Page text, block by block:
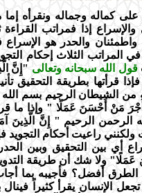
على كماله وجماله ونقرأه
إذا فمراتب
واطمئنان والحدر هو الإسراع
الثلاث إحكام
قول الله سبحانه وتعالى "إِنَّ
قرأتها بطريقة التحقيق
من الشيطان الرجيم بسم
أَجْرَ مَنْ أَحْسَنَ عَمَلًا " وإذا ما
الرحيم " إِنَّ الَّذِينَ
راعيت أحكام التجويد
أي بين التحقيق وبين
ولا شك أن طريقة
أفضل؟ فأجيبه بما
الإنسان يقرأ كثيراً